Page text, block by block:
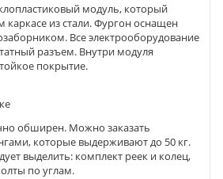
модуль, который
из стали. Фургон оснащен
Все электрооборудование
разъем. Внутри модуля
покрытие.
обширен. Можно заказать
которые выдерживают до 50 кг.
выделить: комплект реек и колец,
по углам.